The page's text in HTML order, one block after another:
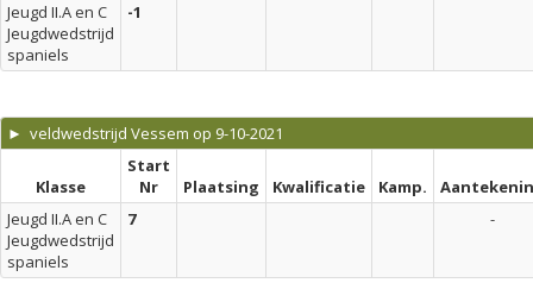
Jeugd II.A en C
Jeugdwedstrijd
spaniels
-1
► veldwedstrijd Vessem op 9-10-2021
Klasse
Start
Nr
Plaatsing Kwalificatie Kamp.
Jeugd II.A en C
Jeugdwedstrijd
spaniels
7 -